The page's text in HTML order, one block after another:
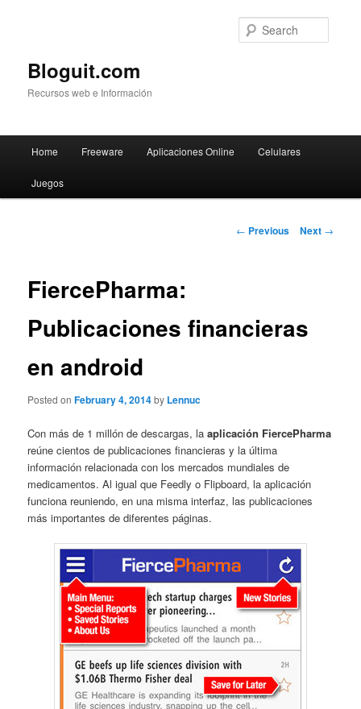
Bloguit.com
Recursos web e Información
Skip
to
Home Freeware Aplicaciones Online Celulares
Juegos
Post
← Previous Next →
FiercePharma:
Publicaciones financieras
en android
Posted onFebruary 4, 2014by Lennuc
Con más de 1 millón de descargas, laaplicación FiercePharma
reúne cientos de publicaciones financieras y la última
información relacionada con los mercados mundiales de
medicamentos. Al igual que Feedly o Flipboard, la aplicación
funciona reuniendo, en una misma interfaz, las publicaciones
más importantes de diferentes páginas.